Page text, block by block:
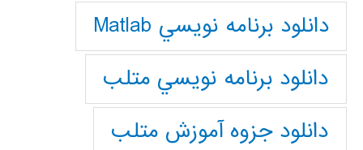
دانلود برنامه نويسي Matlab
دانلود برنامه نويسي متلب
دانلود جزوه آموزش متلب